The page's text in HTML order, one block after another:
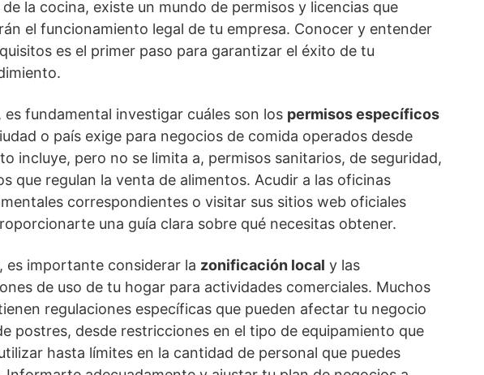
de la cocina, existe un mundo de permisos y licencias que
el funcionamiento legal de tu empresa. Conocer y entender
es el primer paso para garantizar el éxito de tu
es fundamental investigar cuáles son los permisos específicos
o país exige para negocios de comida operados desde
incluye, pero no se limita a, permisos sanitarios, de seguridad,
que regulan la venta de alimentos. Acudir a las oficinas
correspondientes o visitar sus sitios web oficiales
una guía clara sobre qué necesitas obtener.
es importante considerar la zonificación local y las
de uso de tu hogar para actividades comerciales. Muchos
regulaciones específicas que pueden afectar tu negocio
postres, desde restricciones en el tipo de equipamiento que
hasta límites en la cantidad de personal que puedes